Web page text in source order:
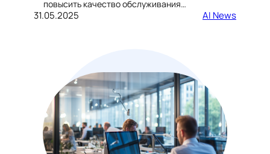
повысить качество обслуживания…
31.05.2025 AI News